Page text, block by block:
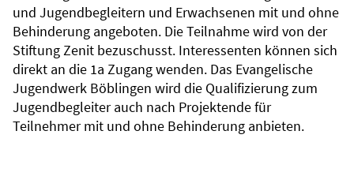
und Jugendbegleitern und Erwachsenen mit und ohne
Behinderung angeboten. Die Teilnahme wird von der
Stiftung Zenit bezuschusst. Interessenten können sich
direkt an die 1a Zugang wenden. Das Evangelische
Jugendwerk Böblingen wird die Qualifizierung zum
Jugendbegleiter auch nach Projektende für
Teilnehmer mit und ohne Behinderung anbieten.